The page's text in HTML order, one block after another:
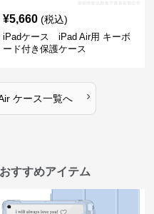
¥5,660 (税込)
iPadケース iPad Air用 キーボ
ード付き保護ケース
ケース一覧へ ›
すすめアイテム